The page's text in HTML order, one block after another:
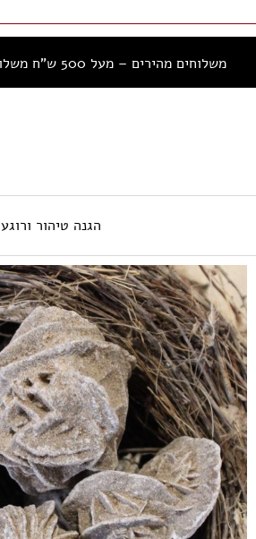
משלוחים מהירים – מעל 500 ש”ח משלוח עד הבית בחינם
הגנה טיהור ורוגע